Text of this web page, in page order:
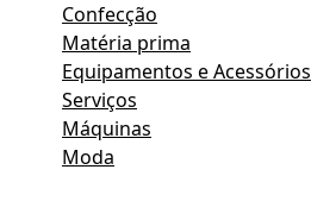
Confecção
Matéria prima
Equipamentos e Acessórios
Serviços
Máquinas
Moda